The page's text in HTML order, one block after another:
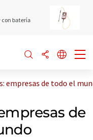
con batería
empresas de todo el
de